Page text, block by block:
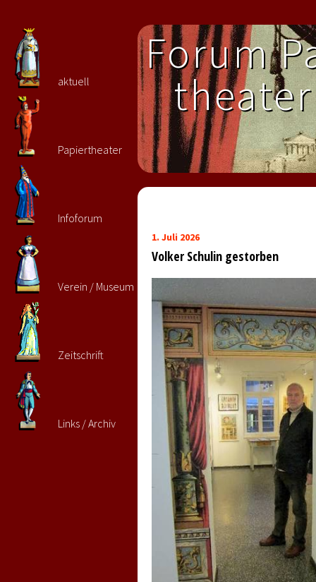
aktuell
Papiertheater
Infoforum
Verein / Museum
Zeitschrift
Links / Archiv
Forum
theater
1. Juli 2026
Volker Schulin gestorben